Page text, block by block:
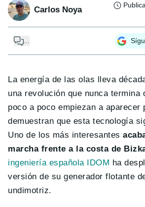
Carlos Noya
La energía de las olas lleva
una revolución que nunca termina
poco a poco empiezan a aparecer
demuestran que esta tecnología
Uno de los más interesantes
marcha frente a la costa de
ingeniería española IDOM ha
versión de su generador flotante
undimotriz.